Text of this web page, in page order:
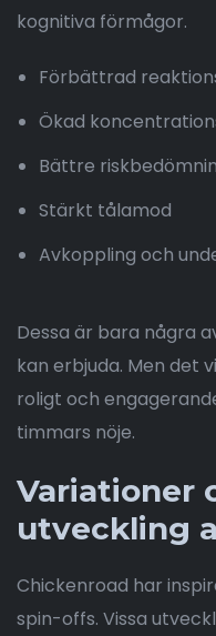
kognitiva förmågor.
Förbättrad
Ökad
Bättre
Stärkt tålamod
Avkoppling och
Dessa är bara några
kan erbjuda. Men det
roligt och
timmars nöje.
Variationer
utveckling
Chickenroad har
spin-offs. Vissa